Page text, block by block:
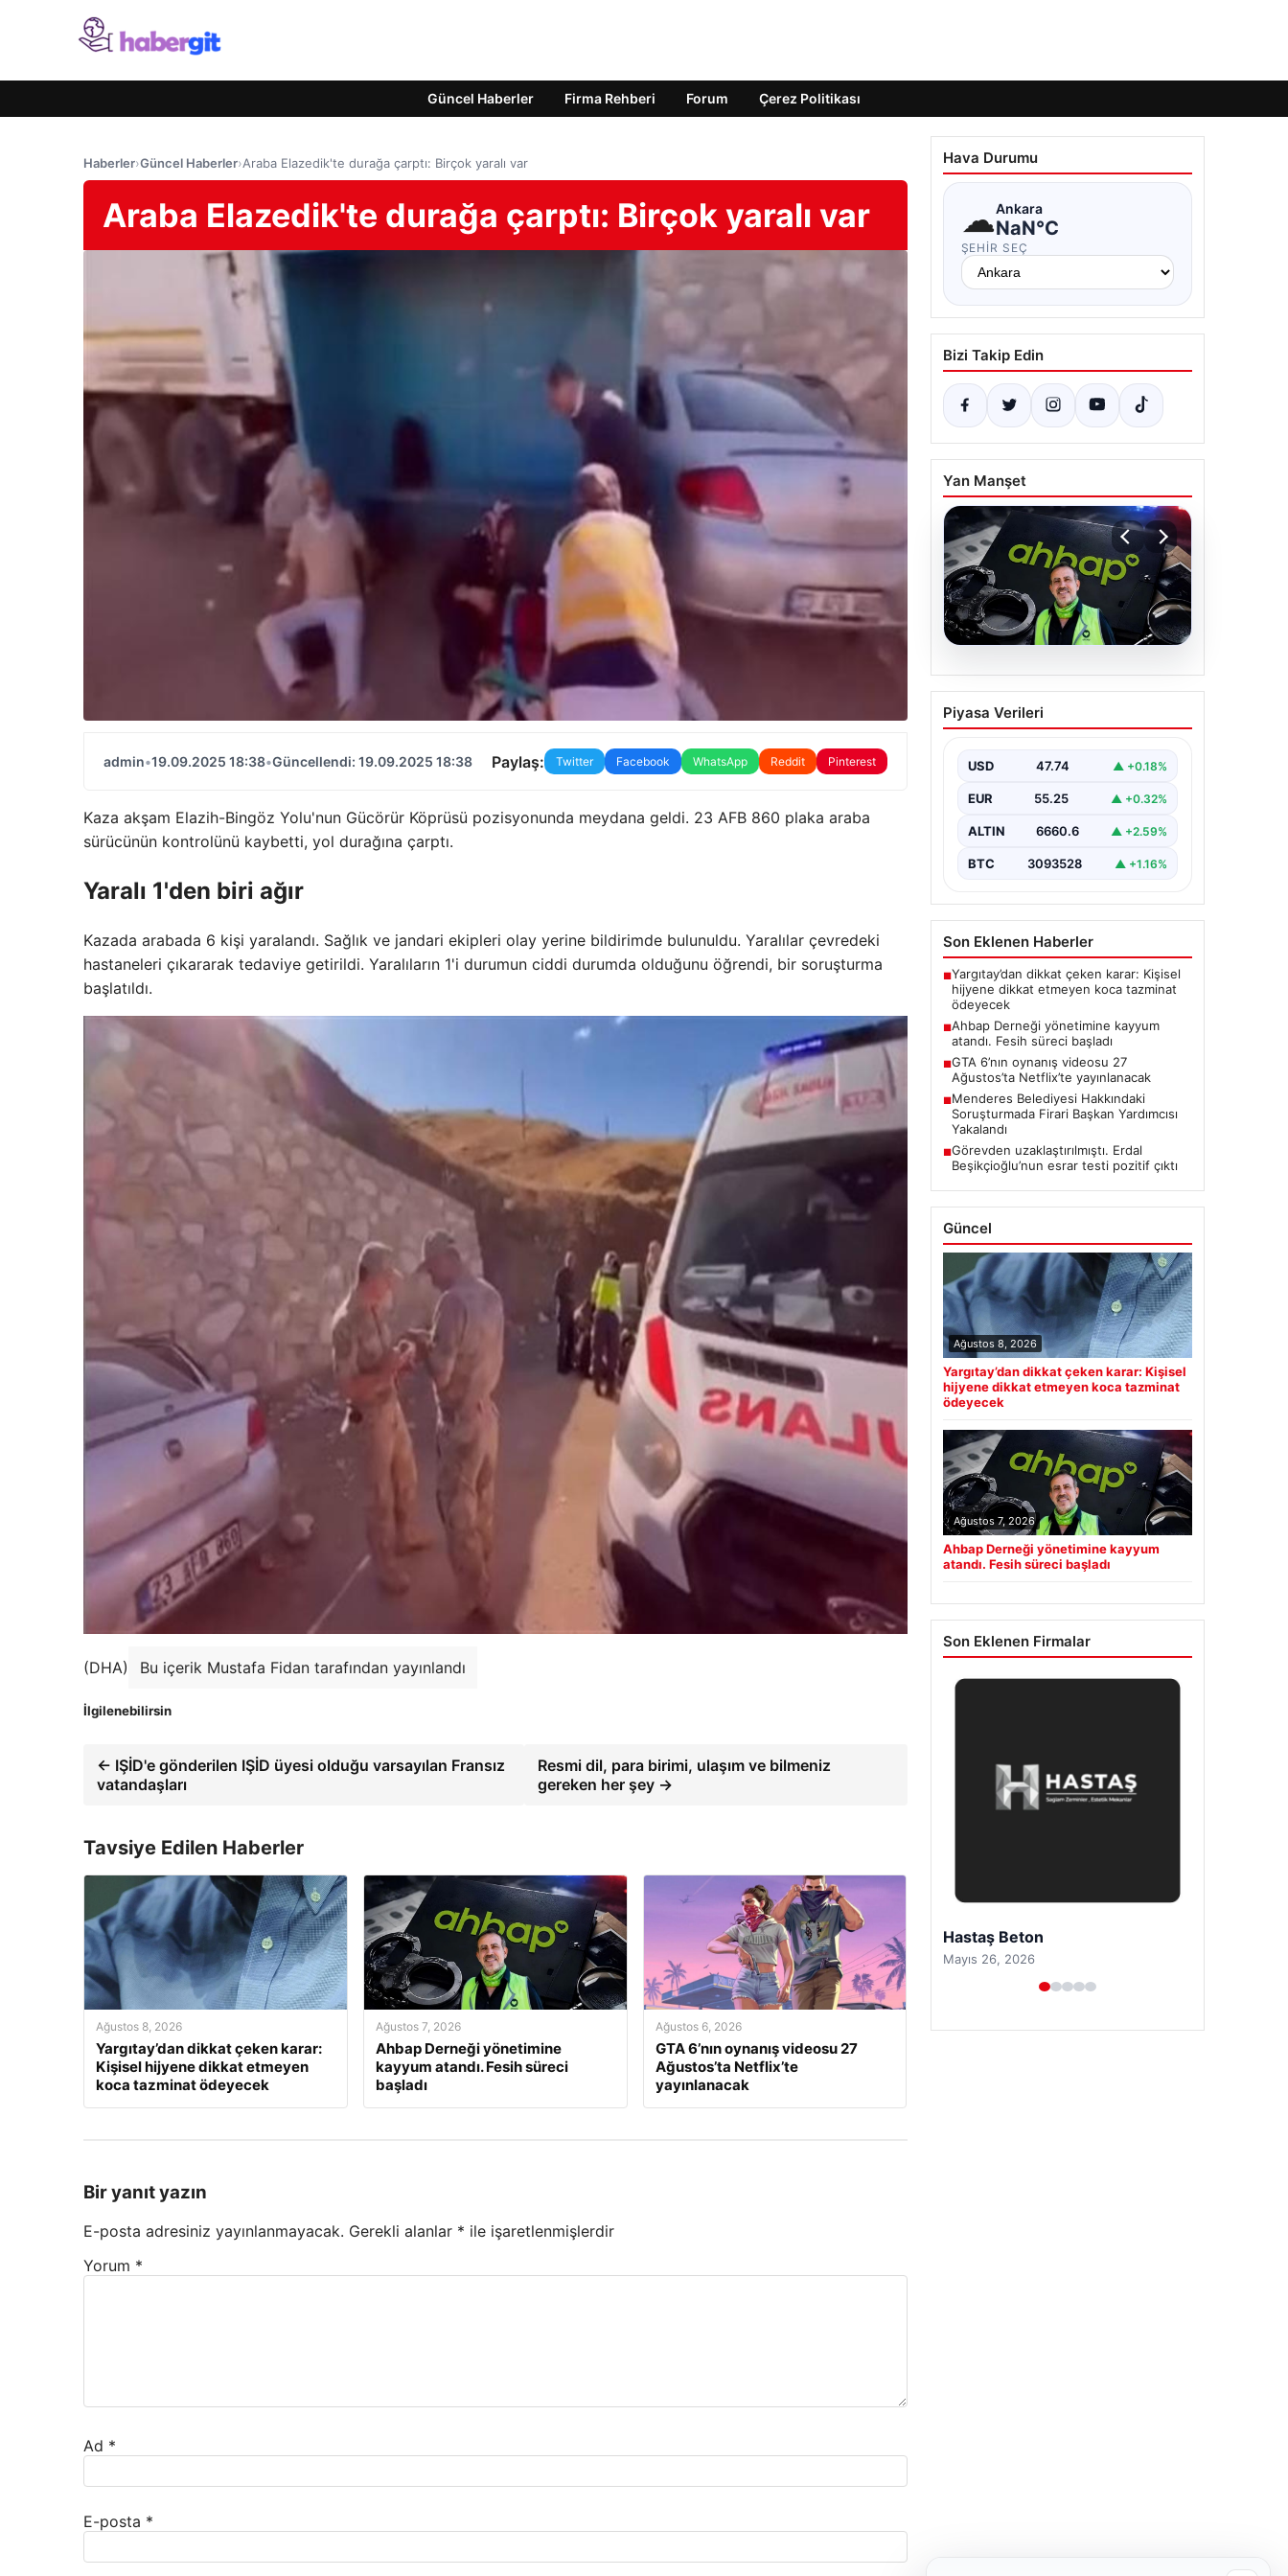
Güncel Haberler Firma Rehberi Forum Çerez Politikası
Haberler›Güncel Haberler›Araba Elazedik'te durağa çarptı: Birçok yaralı var
Araba Elazedik'te durağa çarptı: Birçok yaralı var
admin•19.09.2025 18:38•Güncellendi: 19.09.2025 18:38 Paylaş: Twitter Facebook WhatsApp Reddit Pinterest
Kaza akşam Elazih-Bingöz Yolu'nun Gücörür Köprüsü pozisyonunda meydana geldi. 23 AFB 860 plaka araba
sürücünün kontrolünü kaybetti, yol durağına çarptı.
Yaralı 1'den biri ağır
Kazada arabada 6 kişi yaralandı. Sağlık ve jandari ekipleri olay yerine bildirimde bulunuldu. Yaralılar çevredeki
hastaneleri çıkararak tedaviye getirildi. Yaralıların 1'i durumun ciddi durumda olduğunu öğrendi, bir soruşturma
başlatıldı.
(DHA) Bu içerik Mustafa Fidan tarafından yayınlandı
İlgilenebilirsin
← IŞİD'e gönderilen IŞİD üyesi olduğu varsayılan Fransız
vatandaşları
Resmi dil, para birimi, ulaşım ve bilmeniz
gereken her şey →
Tavsiye Edilen Haberler
Ağustos 8, 2026
Yargıtay’dan dikkat çeken karar:
Kişisel hijyene dikkat etmeyen
koca tazminat ödeyecek
Ağustos 7, 2026
Ahbap Derneği yönetimine
kayyum atandı. Fesih süreci
başladı
Ağustos 6, 2026
GTA 6’nın oynanış videosu 27
Ağustos’ta Netflix’te
yayınlanacak
Bir yanıt yazın
E-posta adresiniz yayınlanmayacak. Gerekli alanlar * ile işaretlenmişlerdir
Yorum *
Ad *
E-posta *
Hava Durumu
☁Ankara
NaN°C
ŞEHIR SEÇ
Bizi Takip Edin
Yan Manşet
07.08.2026
Ahbap Derneği
yönetimine kayyum
başladı
Piyasa Verileri
USD 47.74 ▲ +0.18%
EUR 55.25 ▲ +0.32%
ALTIN 6660.6 ▲ +2.59%
BTC 3093528 ▲ +1.16%
Son Eklenen Haberler
■Yargıtay’dan dikkat çeken karar: Kişisel
hijyene dikkat etmeyen koca tazminat
ödeyecek
■Ahbap Derneği yönetimine kayyum
atandı. Fesih süreci başladı
■GTA 6’nın oynanış videosu 27
Ağustos’ta Netflix’te yayınlanacak
■Menderes Belediyesi Hakkındaki
Soruşturmada Firari Başkan Yardımcısı
Yakalandı
■Görevden uzaklaştırılmıştı. Erdal
Beşikçioğlu’nun esrar testi pozitif çıktı
Güncel
Ağustos 8, 2026
Yargıtay’dan dikkat çeken karar: Kişisel
hijyene dikkat etmeyen koca tazminat
ödeyecek
Ağustos 7, 2026
Ahbap Derneği yönetimine kayyum
atandı. Fesih süreci başladı
Son Eklenen Firmalar
Enes Kaplan Avukatlık Bürosu
Nisan 28, 2026